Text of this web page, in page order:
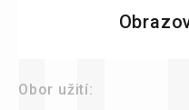
Obor užití: